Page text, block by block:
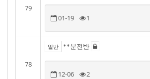
79
01-19 1
78
일반 **분전반
12-06 2